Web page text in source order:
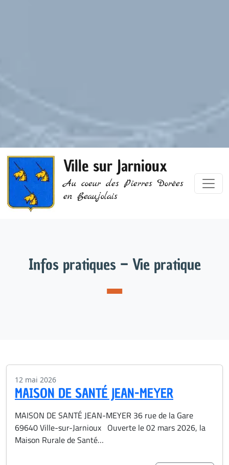
Ville sur Jarnioux
Au coeur des Pierres Dorées
en Beaujolais
Infos pratiques – Vie pratique
12 mai 2026
MAISON DE SANTÉ JEAN-MEYER
MAISON DE SANTÉ JEAN-MEYER 36 rue de la Gare
69640 Ville-sur-Jarnioux Ouverte le 02 mars 2026, la
Maison Rurale de Santé…